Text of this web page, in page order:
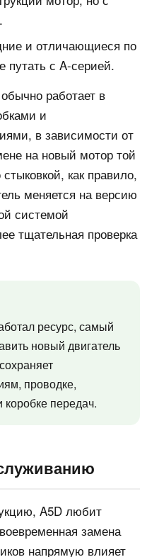
и отличающиеся по
путать с A-серией.
работает в
и
в зависимости от
на новый мотор той
как правило,
меняется на версию
системой
тщательная проверка
ресурс, самый
новый двигатель
проводке,
передач.
A5D любит
замена
напрямую влияет